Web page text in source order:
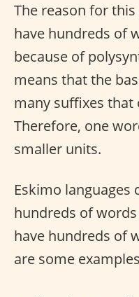
The reason for this
have hundreds of
because of
means that the
many suffixes that
Therefore, one
smaller units.
Eskimo languages
hundreds of
have hundreds of
are some